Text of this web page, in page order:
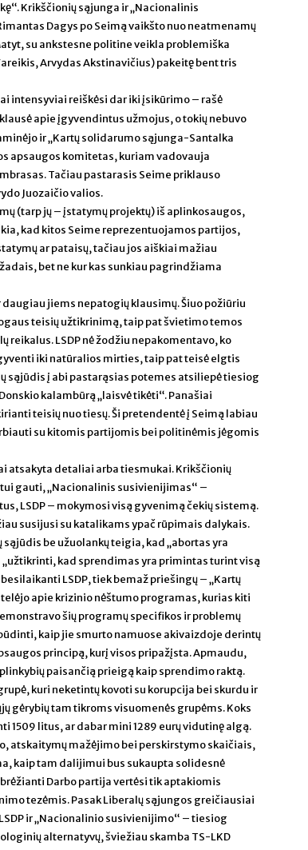
Krikščionių sąjunga ir „Nacionalinis
Dagys po Seimą vaikšto nuo neatmenamų
su ankstesne politine veikla problemiška
Arvydas Akstinavičius) pakeitę bent tris
intensyviai reiškėsi dar iki įsikūrimo – rašė
klausė apie įgyvendintus užmojus, o tokių nebuvo
ir „Kartų solidarumo sąjunga-Santalka
apsaugos komitetas, kuriam vadovauja
Tačiau pastarasis Seime priklauso
Juozaičio valios.
(tarp jų – įstatymų projektų) iš aplinkosaugos,
kad kitos Seime reprezentuojamos partijos,
ar pataisų, tačiau jos aiškiai mažiau
bet ne kur kas sunkiau pagrindžiama
jiems nepatogių klausimų. Šiuo požiūriu
teisių užtikrinimą, taip pat švietimo temos
LSDP nė žodžiu nepakomentavo, ko
iki natūralios mirties, taip pat teisė elgtis
sąjūdis į abi pastarąsias potemes atsiliepė tiesiog
kalambūrą „laisvė tikėti“. Panašiai
teisių nuo tiesų. Ši pretendentė į Seimą labiau
su kitomis partijomis bei politinėmis jėgomis
atsakyta detaliai arba tiesmukai. Krikščionių
gauti, „Nacionalinis susivienijimas“ –
LSDP – mokymosi visą gyvenimą čekių sistemą.
susijusi su katalikams ypač rūpimais dalykais.
be užuolankų teigia, kad „abortas yra
kad sprendimas yra primintas turint visą
LSDP, tiek bemaž priešingų – „Kartų
apie krizinio nėštumo programas, kurias kiti
šių programų specifikos ir problemų
kaip jie smurto namuose akivaizdoje derintų
principą, kurį visos pripažįsta. Apmaudu,
paisančią prieigą kaip sprendimo raktą.
kuri neketintų kovoti su korupcija bei skurdu ir
gėrybių tam tikroms visuomenės grupėms. Koks
1509 litus, ar dabar mini 1289 eurų vidutinę algą.
atskaitymų mažėjimo bei perskirstymo skaičiais,
kaip tam dalijimui bus sukaupta solidesnė
Darbo partija vertėsi tik aptakiomis
tezėmis. Pasak Liberalų sąjungos greičiausiai
ir „Nacionalinio susivienijimo“ – tiesiog
alternatyvų, šviežiau skamba TS-LKD